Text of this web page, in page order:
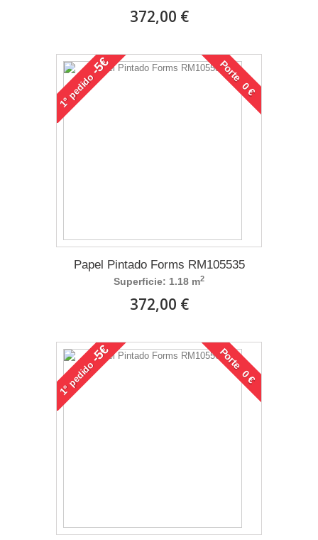
372,00 €
1°
pedido
-5€ Porte 0 €
Papel Pintado Forms RM105535
Superficie: 1.18 m2
372,00 €
1°
pedido
-5€ Porte 0 €